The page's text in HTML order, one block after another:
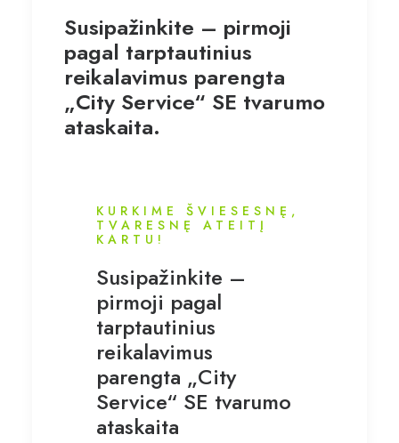
Susipažinkite – pirmoji
pagal tarptautinius
reikalavimus parengta
„City Service“ SE tvarumo
ataskaita.
KURKIME ŠVIESESNĘ,
TVARESNĘ ATEITĮ
KARTU!
Susipažinkite –
pirmoji pagal
tarptautinius
reikalavimus
parengta „City
Service“ SE tvarumo
ataskaita